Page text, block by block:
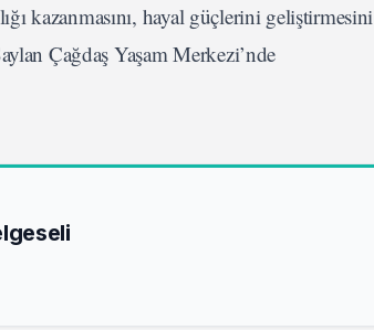
kazanmasını, hayal güçlerini geliştirmesini
Çağdaş Yaşam Merkezi’nde